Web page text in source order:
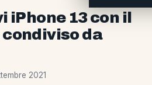
iPhone 13 con il
da
2021